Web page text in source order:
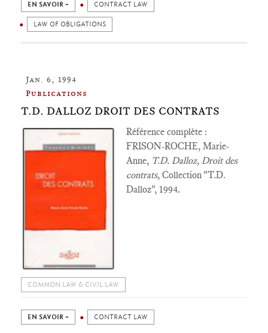
EN SAVOIR + CONTRACT LAW
LAW OF OBLIGATIONS
Jan. 6, 1994
Publications
T.D. DALLOZ DROIT DES CONTRATS
Référence complète :
FRISON-ROCHE, Marie-
Anne, T.D. Dalloz, Droit des
contrats, Collection "T.D.
Dalloz", 1994.
COMMON LAW & CIVIL LAW
EN SAVOIR + CONTRACT LAW